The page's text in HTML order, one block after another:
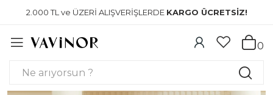
2.000 TL ve ÜZERİ ALIŞVERİŞLERDE KARGO ÜCRETSİZ!
0